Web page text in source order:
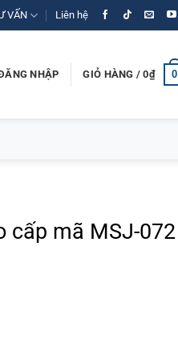
VẤN Liên hệ
NHẬP GIỎ HÀNG /0₫ 0
cấp mã MSJ-072